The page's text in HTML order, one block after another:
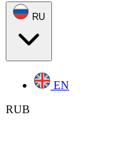
RU
EN
RUB